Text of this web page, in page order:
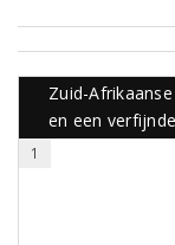
Zuid-
en een
1